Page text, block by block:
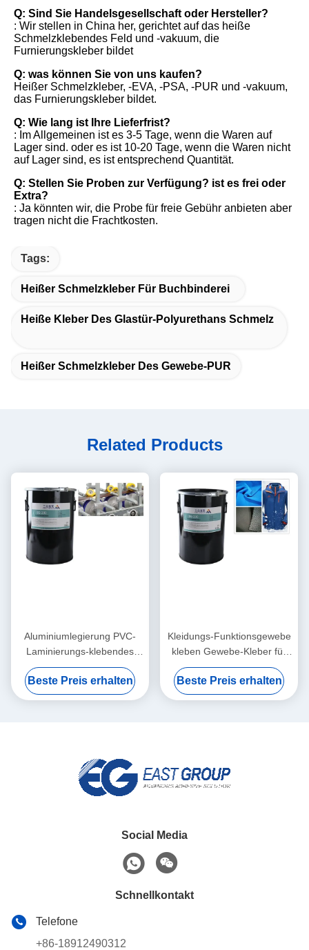
Q: Sind Sie Handelsgesellschaft oder Hersteller?
: Wir stellen in China her, gerichtet auf das heiße
Schmelzklebendes Feld und -vakuum, die
Furnierungskleber bildet
Q: was können Sie von uns kaufen?
Heißer Schmelzkleber, -EVA, -PSA, -PUR und -vakuum,
das Furnierungskleber bildet.
Q: Wie lang ist Ihre Lieferfrist?
: Im Allgemeinen ist es 3-5 Tage, wenn die Waren auf
Lager sind. oder es ist 10-20 Tage, wenn die Waren nicht
auf Lager sind, es ist entsprechend Quantität.
Q: Stellen Sie Proben zur Verfügung? ist es frei oder
Extra?
: Ja könnten wir, die Probe für freie Gebühr anbieten aber
tragen nicht die Frachtkosten.
Tags:
Heißer Schmelzkleber Für Buchbinderei
Heiße Kleber Des Glastür-Polyurethans Schmelz
Heißer Schmelzkleber Des Gewebe-PUR
Related Products
Aluminiumlegierung PVC-
Laminierungs-klebendes
Profil, das heißen
Schmelzkleber einwickelt
Beste Preis erhalten
Kleidungs-Funktionsgewebe
kleben Gewebe-Kleber für
Nylonjacke CAS 9009 54 5
Beste Preis erhalten
Social Media
Schnellkontakt
Telefone
+86-18912490312